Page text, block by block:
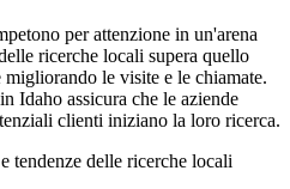
per attenzione in un'arena
ricerche locali supera quello
le visite e le chiamate.
Idaho assicura che le aziende
clienti iniziano la loro ricerca.
tendenze delle ricerche locali